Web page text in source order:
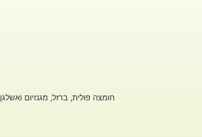
מכילים ויטמינים ומינרלים רבים, כולל ויטמין A, ויטמין C, חומצה פולית, ברזל, מגנזיום ואשלגן